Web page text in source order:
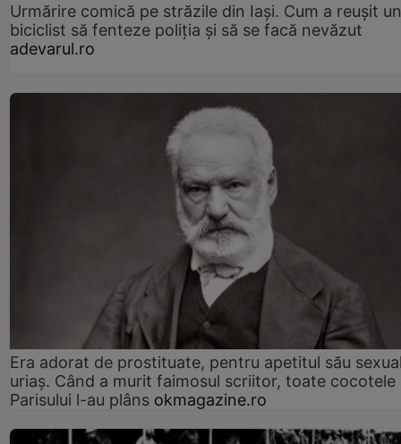
Urmărire comică pe străzile din Iași. Cum a reușit un
biciclist să fenteze poliția și să se facă nevăzut
adevarul.ro
Era adorat de prostituate, pentru apetitul său
uriaș. Când a murit faimosul scriitor, toate cocotele
Parisului l-au plâns okmagazine.ro